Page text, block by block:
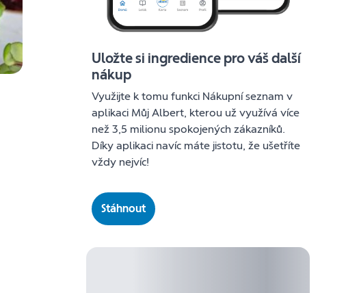
Uložte si ingredience pro váš další
nákup
Využijte k tomu funkci Nákupní seznam v
aplikaci Můj Albert, kterou už využívá více
než 3,5 milionu spokojených zákazníků.
Díky aplikaci navíc máte jistotu, že ušetříte
vždy nejvíc!
Stáhnout